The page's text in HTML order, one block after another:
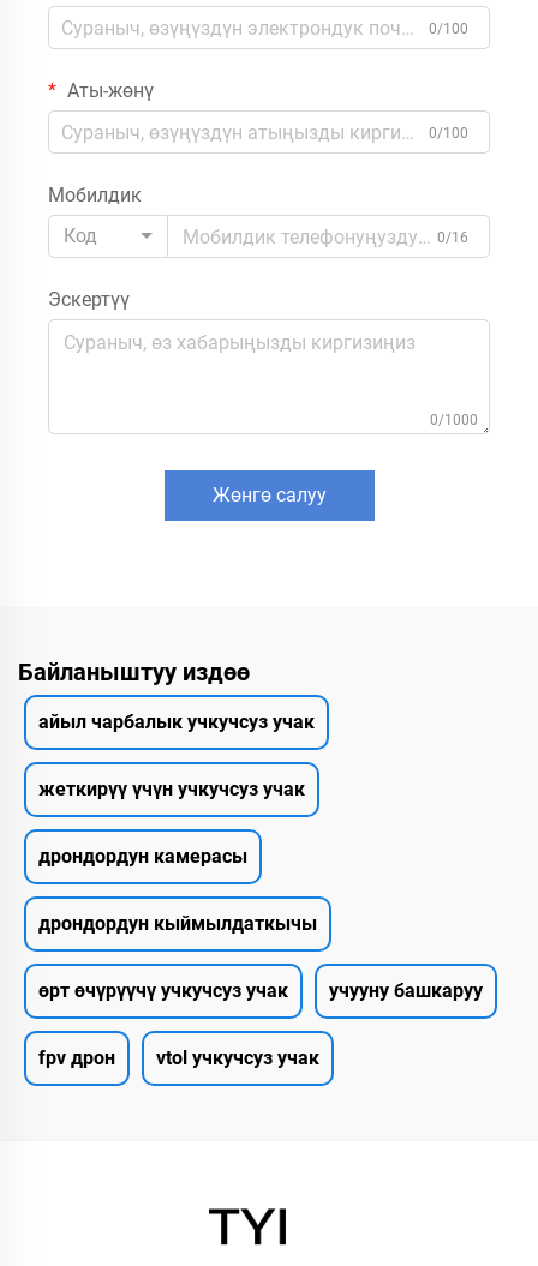
0/100
Аты-жөнү
0/100
Мобилдик
Код
0/16
Эскертүү
0/1000
Жөнгө салуу
Байланыштуу издөө
айыл чарбалык учкучсуз учак
жеткирүү үчүн учкучсуз учак
дрондордун камерасы
дрондордун кыймылдаткычы
өрт өчүрүүчү учкучсуз учак учууну башкаруу
fpv дрон vtol учкучсуз учак